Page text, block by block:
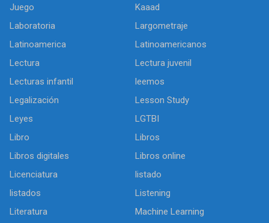
Juego
Kaaad
Laboratoria
Largometraje
Latinoamerica
Latinoamericanos
Lectura
Lectura juvenil
Lecturas infantil
leemos
Legalización
Lesson Study
Leyes
LGTBI
Libro
Libros
Libros digitales
Libros online
Licenciatura
listado
listados
Listening
Literatura
Machine Learning